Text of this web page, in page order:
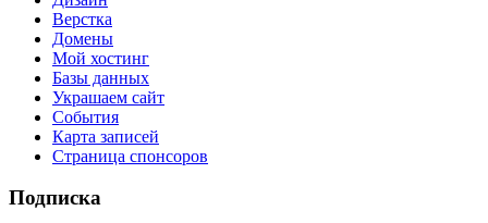
Верстка
Домены
Мой хостинг
Базы данных
Украшаем сайт
События
Карта записей
Cтраница спонсоров
Подписка